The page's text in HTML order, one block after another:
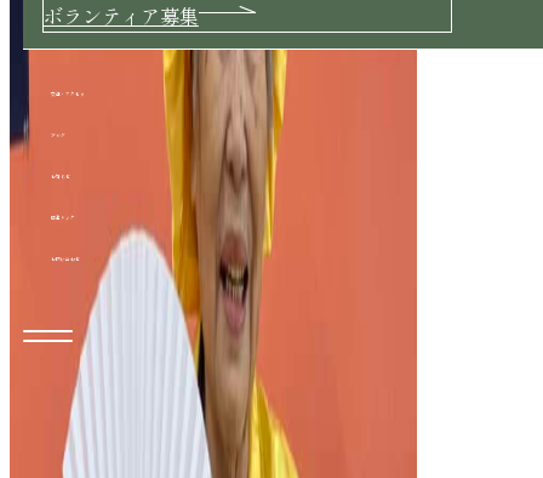
ボランティア募集
交通・アクセス
ブログ
お知らせ
関連リンク
お問い合わせ